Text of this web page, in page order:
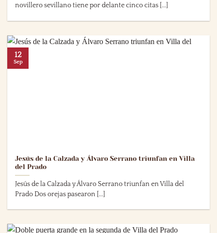
novillero sevillano tiene por delante cinco citas [...]
Jesús de la Calzada y Álvaro Serrano triunfan en Villa
del Prado
Jesús de la Calzada y Álvaro Serrano triunfan en Villa del
Prado Dos orejas pasearon [...]
12
Sep